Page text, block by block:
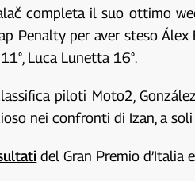
completa il suo ottimo
Penalty per aver steso
Luca Lunetta 16°.
piloti Moto2,
nei confronti di Izan, a
del Gran Premio d’Italia